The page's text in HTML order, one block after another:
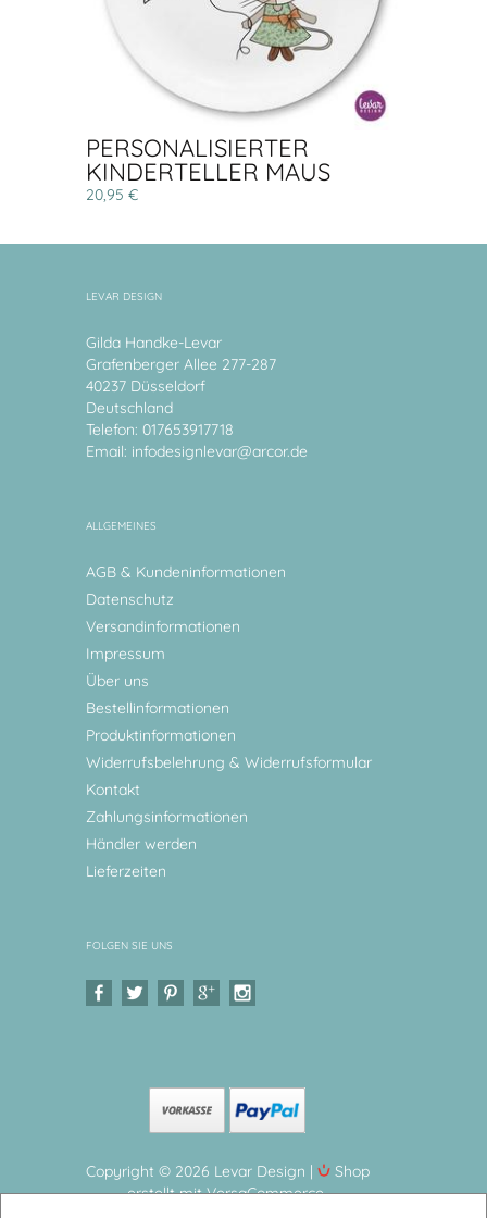
PERSONALISIERTER
KINDERTELLER MAUS
20,95 €
LEVAR DESIGN
Gilda Handke-Levar
Grafenberger Allee 277-287
40237 Düsseldorf
Deutschland
Telefon: 017653917718
Email: infodesignlevar@arcor.de
ALLGEMEINES
AGB & Kundeninformationen
Datenschutz
Versandinformationen
Impressum
Über uns
Bestellinformationen
Produktinformationen
Widerrufsbelehrung & Widerrufsformular
Kontakt
Zahlungsinformationen
Händler werden
Lieferzeiten
FOLGEN SIE UNS
Copyright © 2026 Levar Design |
Shop
erstellt mit VersaCommerce.